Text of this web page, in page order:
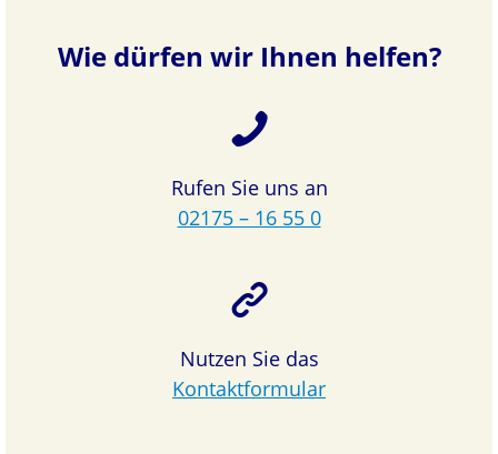
Wie dürfen wir Ihnen helfen?
Rufen Sie uns an
02175 – 16 55 0
Nutzen Sie das
Kontaktformular